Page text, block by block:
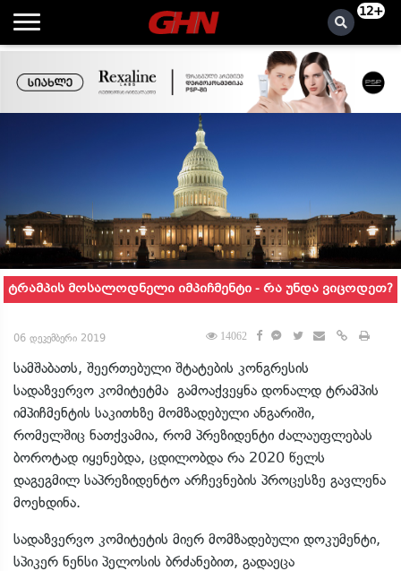
12+
ტრამპის მოსალოდნელი იმპიჩმენტი - რა უნდა ვიცოდეთ?
06 დეკემბერი 2019 14062
სამშაბათს, შეერთებული შტატების კონგრესის
სადაზვერვო კომიტეტმა გამოაქვეყნა დონალდ ტრამპის
იმპიჩმენტის საკითხზე მომზადებული ანგარიში,
რომელშიც ნათქვამია, რომ პრეზიდენტი ძალაუფლებას
ბოროტად იყენებდა, ცდილობდა რა 2020 წელს
დაგეგმილ საპრეზიდენტო არჩევნების პროცესზე გავლენა
მოეხდინა.
სადაზვერვო კომიტეტის მიერ მომზადებული დოკუმენტი,
სპიკერ ნენსი პელოსის ბრძანებით, გადაეცა